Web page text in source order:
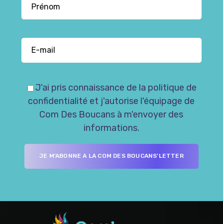
J'ai pris connaissance de la politique de
confidentialité et j'autorise l'équipage de
Com Des Boucans à m'envoyer des
informations.